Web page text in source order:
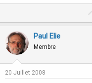
Paul Elie
Membre
20 Juillet 2008